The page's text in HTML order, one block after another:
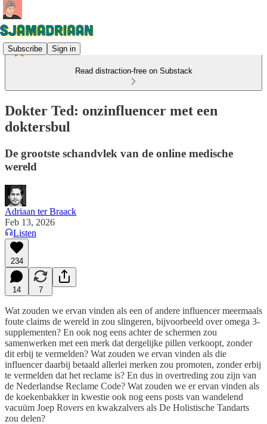
Subscribe Sign in
Read distraction-free on Substack
Dokter Ted: onzinfluencer met een
doktersbul
De grootste schandvlek van de online medische
wereld
Adriaan ter Braack
Feb 13, 2026
Listen
234
14 7
Wat zouden we ervan vinden als een of andere influencer meermaals
foute claims de wereld in zou slingeren, bijvoorbeeld over omega 3-
supplementen? En ook nog eens achter de schermen zou
samenwerken met een merk dat dergelijke pillen verkoopt, zonder
dit erbij te vermelden? Wat zouden we ervan vinden als die
influencer daarbij betaald allerlei merken zou promoten, zonder erbij
te vermelden dat het reclame is? En dus in overtreding zou zijn van
de Nederlandse Reclame Code? Wat zouden we er ervan vinden als
de koekenbakker in kwestie ook nog eens posts van wandelend
vacuüm Joep Rovers en kwakzalvers als De Holistische Tandarts
zou delen?